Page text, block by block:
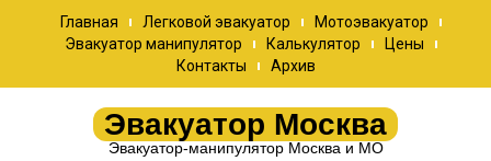
Главная Легковой эвакуатор
Мотоэвакуатор
Эвакуатор манипулятор
Калькулятор
Цены
Контакты
Архив
Эвакуатор Москва
Эвакуатор-манипулятор Москва и МО